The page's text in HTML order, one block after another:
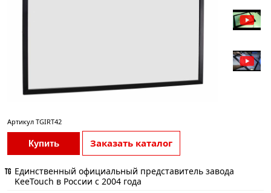
Артикул TGIRT42
Купить Заказать каталог
Единственный официальный представитель завода
KeeTouch в России с 2004 года